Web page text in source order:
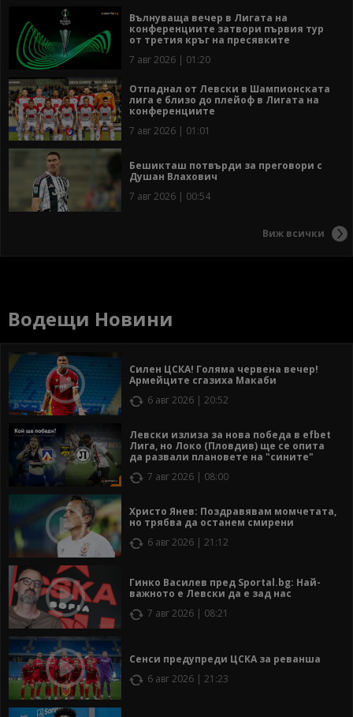
Вълнуваща вечер в Лигата на
конференциите затвори първия тур
от третия кръг на пресявките
7 авг 2026 | 01:20
Отпаднал от Левски в Шампионската
лига е близо до плейоф в Лигата на
конференциите
7 авг 2026 | 01:01
Бешикташ потвърди за преговори с
Душан Влахович
7 авг 2026 | 00:54
Виж всички
Водещи Новини
Силен ЦСКА! Голяма червена вечер!
Армейците сгазиха Макаби
6 авг 2026 | 20:52
Левски излиза за нова победа в efbet
Лига, но Локо (Пловдив) ще се опита
да развали плановете на "сините"
7 авг 2026 | 08:00
Христо Янев: Поздравявам момчетата,
но трябва да останем смирени
6 авг 2026 | 21:12
Гинко Василев пред Sportal.bg: Най-
важното е Левски да е зад нас
7 авг 2026 | 08:21
Сенси предупреди ЦСКА за реванша
6 авг 2026 | 21:23